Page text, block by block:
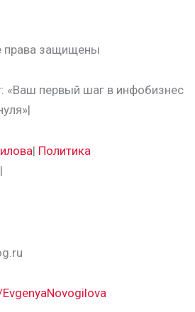
права защищены
«Ваш первый шаг в инфобизнес
| Политика
|